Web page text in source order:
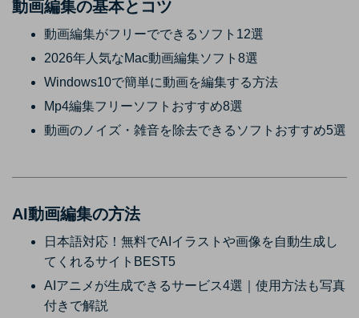
動画編集の基本とコツ
動画編集がフリーでできるソフト12選
2026年人気なMac動画編集ソフト8選
Windows10で簡単に動画を編集する方法
Mp4編集フリーソフトおすすめ8選
動画のノイズ・雑音を除去できるソフトおすすめ5選
AI動画編集の方法
日本語対応！無料でAIイラストや画像を自動生成し
てくれるサイトBEST5
AIアニメが生成できるサービス4選｜使用方法も写真
付きで解説